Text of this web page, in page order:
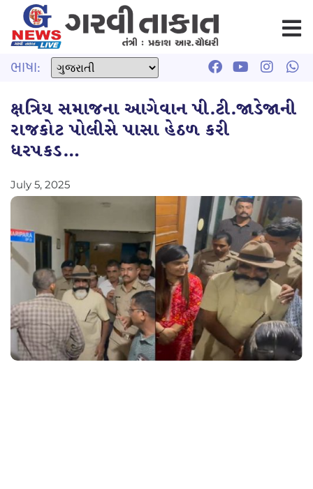
ભાષા:
ક્ષત્રિય સમાજના આગેવાન પી.ટી.જાડેજાની
રાજકોટ પોલીસે પાસા હેઠળ કરી
ધરપકડ…
July 5, 2025